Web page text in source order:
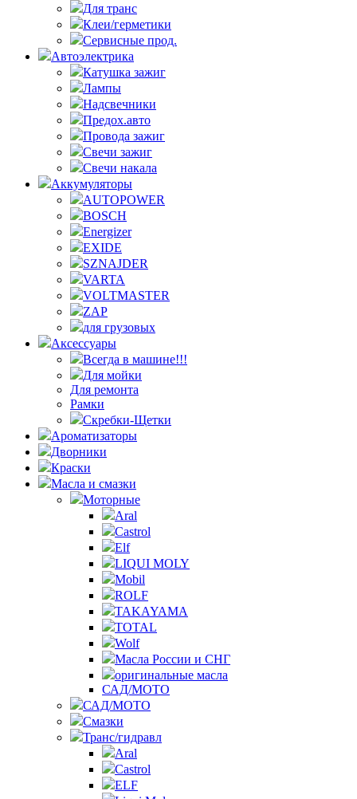
Для транс
Клеи/герметики
Сервисные прод.
Автоэлектрика
Катушка зажиг
Лампы
Надсвечники
Предох.авто
Провода зажиг
Свечи зажиг
Свечи накала
Аккумуляторы
AUTOPOWER
BOSCH
Energizer
EXIDE
SZNAJDER
VARTA
VOLTMASTER
ZAP
для грузовых
Аксессуары
Всегда в машине!!!
Для мойки
Для ремонта
Рамки
Скребки-Щетки
Ароматизаторы
Дворники
Краски
Масла и смазки
Моторные
Aral
Castrol
Elf
LIQUI MOLY
Mobil
ROLF
TAKAYAMA
TOTAL
Wolf
Масла России и СНГ
оригинальные масла
САД/МОТО
САД/МОТО
Смазки
Транс/гидравл
Aral
Castrol
ELF